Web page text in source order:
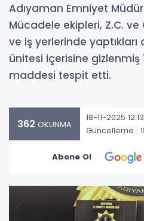
Adıyaman Emniyet
Mücadele ekipleri, Z.C. ve
ve iş yerlerinde
ünitesi içerisine gizlenmiş
maddesi tespit etti.
362 OKUNMA
18-11-2025 12:13
Güncelleme :
Abone Ol